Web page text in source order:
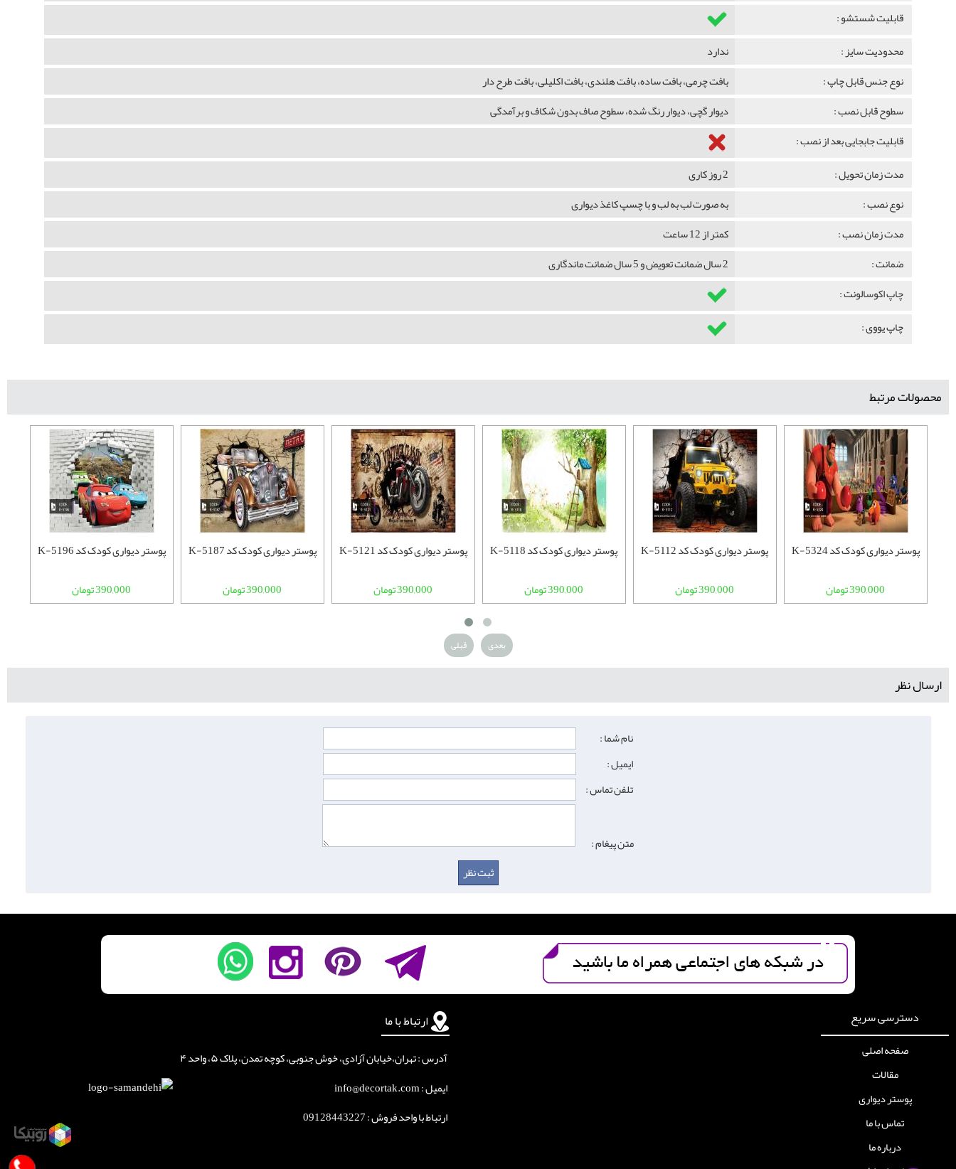
قابلیت شستشو :
محدودیت سایز :
ندارد
نوع جنس قابل چاپ :
بافت چرمی، بافت ساده، بافت هلندی، بافت اکلیلی، بافت طرح دار
سطوح قابل نصب :
دیوار گچی، دیوار رنگ شده، سطوح صاف بدون شکاف و برآمدگی
قابلیت جابجایی بعد از نصب :
مدت زمان تحویل :
2 روز کاری
نوع نصب :
به صورت لب به لب و با چسپ کاغذ دیواری
مدت زمان نصب :
کمتر از 12 ساعت
ضمانت :
2 سال ضمانت تعویض و 5 سال ضمانت ماندگاری
چاپ اکوسالونت :
چاپ یووی :
محصولات مرتبط
پوستر دیواری کودک کد K-5196
390,000 تومان
پوستر دیواری کودک کد K-5187
390,000 تومان
پوستر دیواری کودک کد K-5121
390,000 تومان
پوستر دیواری کودک کد K-5118
390,000 تومان
پوستر دیواری کودک کد K-5112
390,000 تومان
پوستر دیواری کودک کد K-5324
390,000 تومان
قبلی بعدی
ارسال نظر
نام شما :
ایمیل :
تلفن تماس :
متن پیغام :
دسترسی سریع
صفحه اصلی
مقالات
پوستر دیواری
تماس با ما
درباره ما
ارتباط با ما
آدرس : تهران،خیابان آزادی، خوش جنوبی، کوچه تمدن، پلاک ۵، واحد ۴
ایمیل : info@decortak.com
ارتباط با واحد فروش :09128443227